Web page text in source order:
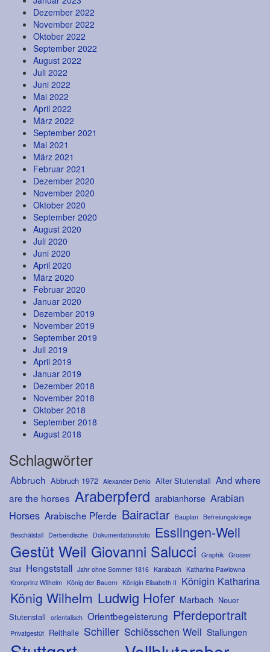
Dezember 2022
November 2022
Oktober 2022
September 2022
August 2022
Juli 2022
Juni 2022
Mai 2022
April 2022
März 2022
September 2021
Mai 2021
März 2021
Februar 2021
Dezember 2020
November 2020
Oktober 2020
September 2020
August 2020
Juli 2020
Juni 2020
April 2020
März 2020
Februar 2020
Januar 2020
Dezember 2019
November 2019
September 2019
Juli 2019
April 2019
Januar 2019
Dezember 2018
November 2018
Oktober 2018
September 2018
August 2018
Schlagwörter
Abbruch Abbruch 1972 Alexander Dehio Alter Stutenstall And where
are the horses Araberpferd arabianhorse Arabian
Horses Arabische Pferde Bairactar Bauplan Befreiungskriege
Beschälstall Derbendische Dokumentationsfoto Esslingen-Weil
Gestüt Weil Giovanni Salucci Graphik Grosser
Stall Hengststall Jahr ohne Sommer 1816 Karabach Katharina Pawlowna
Kronprinz Wilhelm König der Bauern Königin Elisabeth II Königin Katharina
König Wilhelm Ludwig Hofer Marbach Neuer
Stutenstall orientalisch Orientbegeisterung Pferdeportrait
Privatgestüt Reithalle Schiller Schlösschen Weil Stallungen